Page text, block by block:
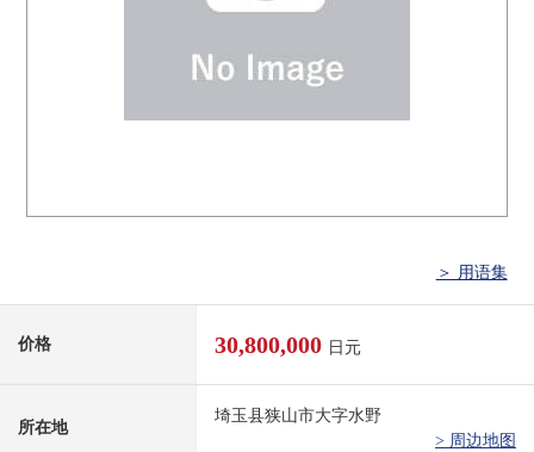
＞ 用语集
价格 30,800,000 日元
所在地
埼玉县狭山市大字水野
> 周边地图